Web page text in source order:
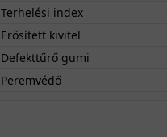
Terhelési index
Erősített kivitel
Defekttűrő gumi
Peremvédő